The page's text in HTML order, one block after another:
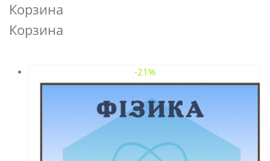
Корзина
Корзина
-21%